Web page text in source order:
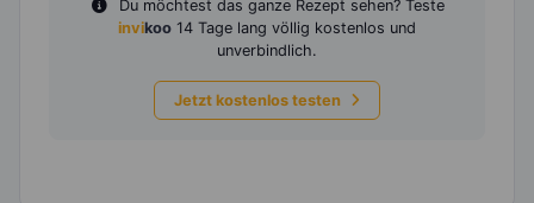
Du möchtest das ganze Rezept sehen? Teste
invikoo 14 Tage lang völlig kostenlos und
unverbindlich.
Jetzt kostenlos testen